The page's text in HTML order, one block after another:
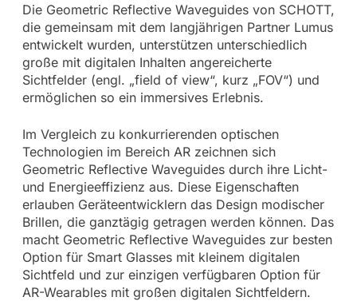
Die Geometric Reflective Waveguides von SCHOTT,
die gemeinsam mit dem langjährigen Partner Lumus
entwickelt wurden, unterstützen unterschiedlich
große mit digitalen Inhalten angereicherte
Sichtfelder (engl. „field of view“, kurz „FOV“) und
ermöglichen so ein immersives Erlebnis.
Im Vergleich zu konkurrierenden optischen
Technologien im Bereich AR zeichnen sich
Geometric Reflective Waveguides durch ihre Licht-
und Energieeffizienz aus. Diese Eigenschaften
erlauben Geräteentwicklern das Design modischer
Brillen, die ganztägig getragen werden können. Das
macht Geometric Reflective Waveguides zur besten
Option für Smart Glasses mit kleinem digitalen
Sichtfeld und zur einzigen verfügbaren Option für
AR-Wearables mit großen digitalen Sichtfeldern.